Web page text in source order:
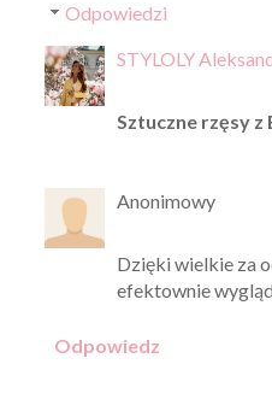
Odpowiedzi
STYLOLY
Sztuczne rzęsy z
Anonimowy
Dzięki wielkie za
efektownie
Odpowiedz